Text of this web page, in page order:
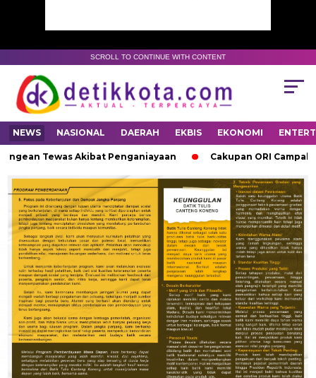
SCROLL TO CONTINUE WITH CONTENT
NEWS NASIONAL DAERAH EKBIS EKONOMI
Tewas Akibat Penganiayaan Cakupan ORI Campak